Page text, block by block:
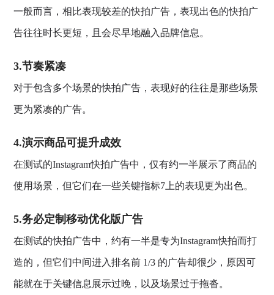
一般而言，相比表现较差的快拍广告，表现出色的快拍广
告往往时长更短，且会尽早地融入品牌信息。
3.节奏紧凑
对于包含多个场景的快拍广告，表现好的往往是那些场景
更为紧凑的广告。
4.演示商品可提升成效
在测试的Instagram快拍广告中，仅有约一半展示了商品的
使用场景，但它们在一些关键指标7上的表现更为出色。
5.务必定制移动优化版广告
在测试的快拍广告中，约有一半是专为Instagram快拍而打
造的，但它们中间进入排名前 1/3 的广告却很少，原因可
能就在于关键信息展示过晚，以及场景过于拖沓。